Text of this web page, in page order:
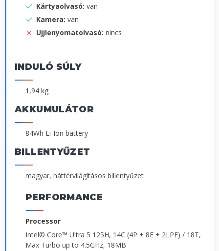
Kártyaolvasó: van
Kamera: van
Ujjlenyomatolvasó: nincs
INDULÓ SÚLY
1,94 kg
AKKUMULÁTOR
84Wh Li-Ion battery
BILLENTYŰZET
magyar, háttérvilágításos billentyűzet
PERFORMANCE
Processor
Intel© Core™ Ultra 5 125H, 14C (4P + 8E + 2LPE) / 18T,
Max Turbo up to 4.5GHz, 18MB